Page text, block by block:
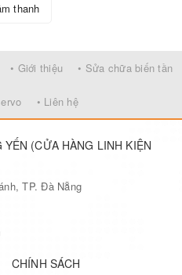
thanh
• Giới thiệu • Sửa chữa biến tần
• Liên hệ
(CỬA HÀNG LINH KIỆN
TP. Đà Nẵng
CHÍNH SÁCH